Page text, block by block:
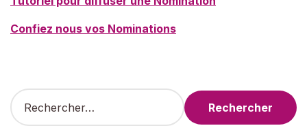
Confiez nous vos Nominations
R
e